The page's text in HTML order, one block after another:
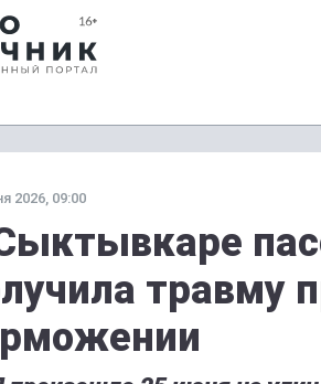
2026, 09:00
травму